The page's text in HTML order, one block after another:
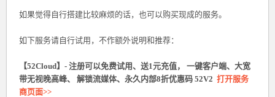
如果觉得自行搭建比较麻烦的话，也可以购买现成的服务。
如下服务请自行试用，不作额外说明和推荐：
【52Cloud】- 注册可以免费试用、送1元充值， 一键客户端、大宽
带无视晚高峰、 解锁流媒体、永久内部8折优惠码 52V2 打开服务
商页面>>